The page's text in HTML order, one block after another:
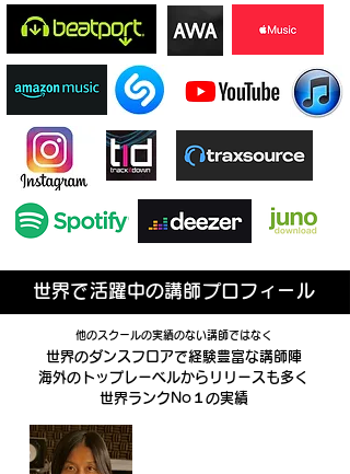
​世界で活躍中の講師プロフィール
他のスクールの実績のない講師ではなく
世界のダンスフロアで経験豊富な講師陣
​海外のトップレーベルからリリースも多く
世界ランクNo１の実績